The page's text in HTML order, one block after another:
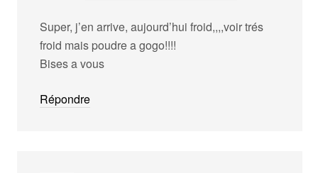
Super, j’en arrive, aujourd’hui froid,,,,voir trés
froid mais poudre a gogo!!!!
Bises a vous
Répondre